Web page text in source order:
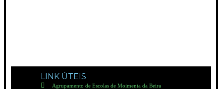
LINK ÚTEIS
Agrupamento de Escolas de Moimenta da Beira